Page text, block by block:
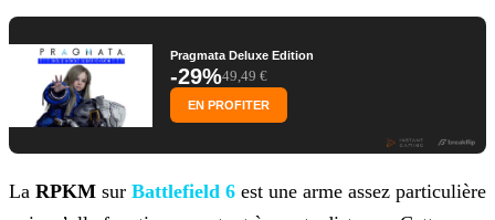
Pragmata Deluxe Edition
-29%49,49 €
EN PROFITER
La RPKM sur Battlefield 6 est une arme assez particulière